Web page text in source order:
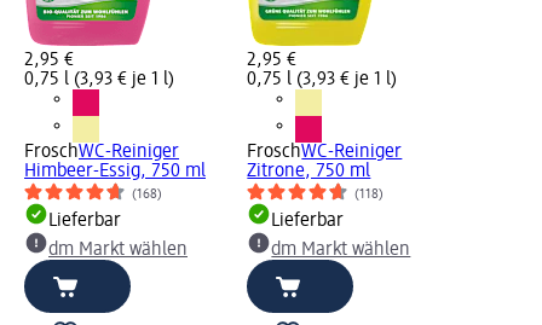
2,95 €
0,75 l (3,93 € je 1 l)
FroschWC-Reiniger
Himbeer-Essig, 750 ml
(168)
Lieferbar
dm Markt wählen
2,95 €
0,75 l (3,93 € je 1 l)
FroschWC-Reiniger
Zitrone, 750 ml
(118)
Lieferbar
dm Markt wählen